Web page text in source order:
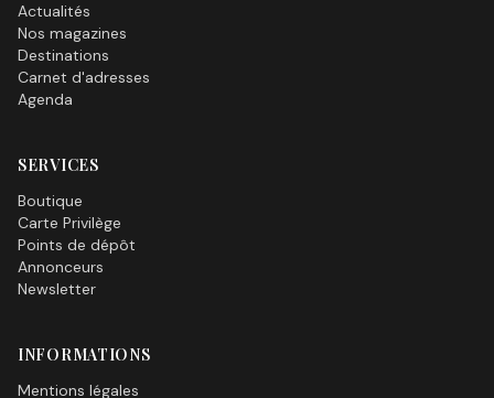
Actualités
Nos magazines
Destinations
Carnet d'adresses
Agenda
SERVICES
Boutique
Carte Privilège
Points de dépôt
Annonceurs
Newsletter
INFORMATIONS
Mentions légales